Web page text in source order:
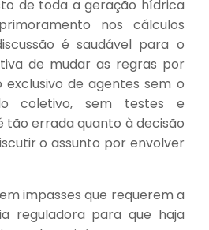
de toda a geração hídrica
nos cálculos
é saudável para o
de mudar as regras por
de agentes sem o
coletivo, sem testes e
tão errada quanto à decisão
o assunto por envolver
impasses que requerem a
reguladora para que haja